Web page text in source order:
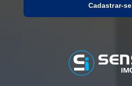
Cadastrar-se